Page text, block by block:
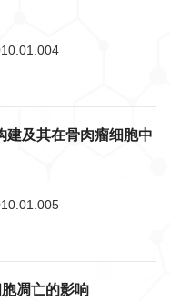
建及其在骨肉瘤细胞中
凋亡的影响